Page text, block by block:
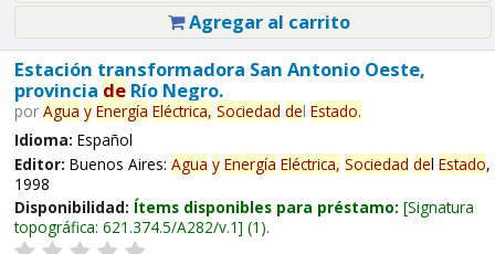
Agregar al carrito
Estación transformadora San Antonio Oeste,
provincia deRío Negro.
por Agua y Energía Eléctrica, Sociedad del Estado.
Idioma: Español
Editor: Buenos Aires: Agua y Energía Eléctrica, Sociedad del Estado,
1998
Disponibilidad: Ítems disponibles para préstamo: Signatura
topográfica: 621.374.5/A282/v.1 (1).